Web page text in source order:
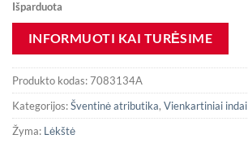
Išparduota
Produkto kodas:7083134A
Kategorijos:Šventinė atributika, Vienkartiniai indai
Žyma: Lėkštė